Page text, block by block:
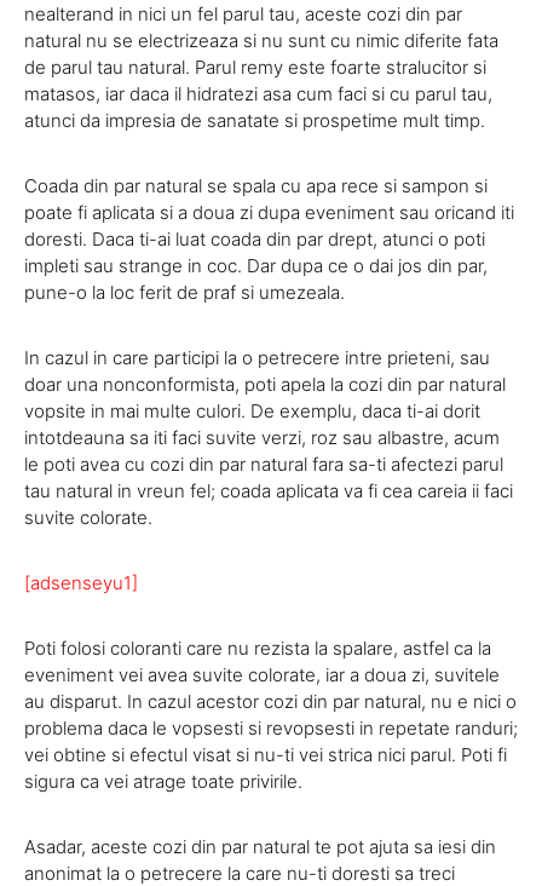
nealterand in nici un fel parul tau, aceste cozi din par
natural nu se electrizeaza si nu sunt cu nimic diferite fata
de parul tau natural. Parul remy este foarte stralucitor si
matasos, iar daca il hidratezi asa cum faci si cu parul tau,
atunci da impresia de sanatate si prospetime mult timp.
Coada din par natural se spala cu apa rece si sampon si
poate fi aplicata si a doua zi dupa eveniment sau oricand iti
doresti. Daca ti-ai luat coada din par drept, atunci o poti
impleti sau strange in coc. Dar dupa ce o dai jos din par,
pune-o la loc ferit de praf si umezeala.
In cazul in care participi la o petrecere intre prieteni, sau
doar una nonconformista, poti apela la cozi din par natural
vopsite in mai multe culori. De exemplu, daca ti-ai dorit
intotdeauna sa iti faci suvite verzi, roz sau albastre, acum
le poti avea cu cozi din par natural fara sa-ti afectezi parul
tau natural in vreun fel; coada aplicata va fi cea careia ii faci
suvite colorate.
[adsenseyu1]
Poti folosi coloranti care nu rezista la spalare, astfel ca la
eveniment vei avea suvite colorate, iar a doua zi, suvitele
au disparut. In cazul acestor cozi din par natural, nu e nici o
problema daca le vopsesti si revopsesti in repetate randuri;
vei obtine si efectul visat si nu-ti vei strica nici parul. Poti fi
sigura ca vei atrage toate privirile.
Asadar, aceste cozi din par natural te pot ajuta sa iesi din
anonimat la o petrecere la care nu-ti doresti sa treci